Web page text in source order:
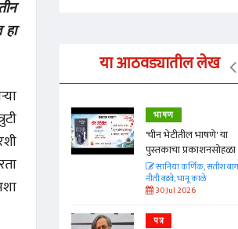
या आठवड्यातील लेख
भाषण
'चीन भेटीतील भाषणे' या
पुस्तकाचा प्रकाशनसोहळा
सानिया कर्णिक, सतीश
नीती बडवे, भानू काळे
30 Jul 2026
पत्र